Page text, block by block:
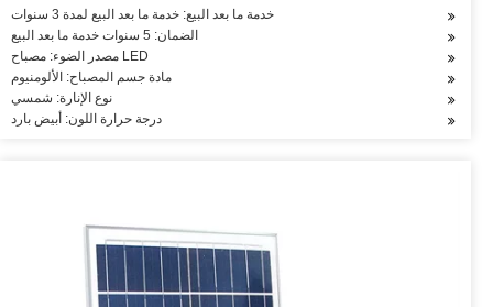
خدمة ما بعد البيع: خدمة ما بعد البيع لمدة 3 سنوات
الضمان: 5 سنوات خدمة ما بعد البيع
مصدر الضوء: مصباح LED
مادة جسم المصباح: الألومنيوم
نوع الإنارة: شمسي
درجة حرارة اللون: أبيض بارد